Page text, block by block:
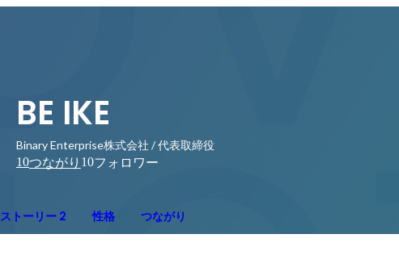
BE IKE
Binary Enterprise株式会社 / 代表取締役
10つながり 10フォロワー
ストーリー 2 性格 つながり